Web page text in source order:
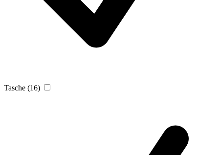
Tasche (16)